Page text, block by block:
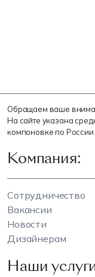
Обращаем ваше
На сайте указана
компоновке по России
Компания:
Сотрудничество
Вакансии
Новости
Дизайнерам
Наши